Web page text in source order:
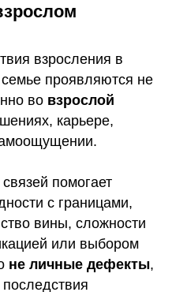
взросления в
семье проявляются не
во взрослой
карьере,
помогает
с границами,
вины, сложности
или выбором
не личные дефекты,